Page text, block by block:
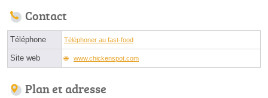
Contact
Téléphone Téléphoner au fast-food
Site web www.chickenspot.com
Plan et adresse